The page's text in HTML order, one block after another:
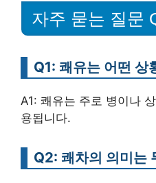
자주 묻는 질문
Q1: 쾌유는 어떤 상
A1: 쾌유는 주로 병이나
용됩니다.
Q2: 쾌차의 의미는